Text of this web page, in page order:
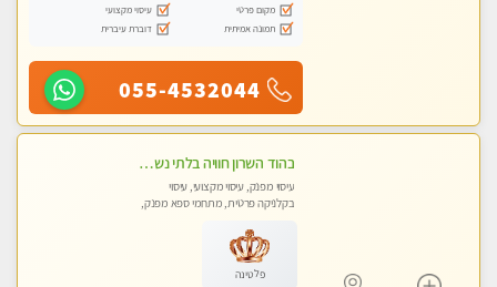
מקום פרטי
עיסוי מקצועי
תמונה אמיתית
דוברת עיברית
055-4532044
בהוד השרון חוויה בלתי נשכחת ומפנקת במיוחד
עיסוי מפנק, עיסוי מקצועי, עיסוי
בקלניקה פרטית, מתחמי ספא מפנק,
פלטינה